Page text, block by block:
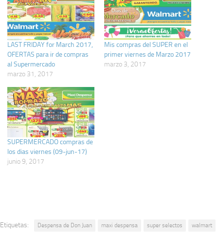
LAST FRIDAY for March 2017,
OFERTAS para ir de compras
al Supermercado
marzo 31, 2017
Mis compras del SUPER en el
primer viernes de Marzo 2017
marzo 3, 2017
SUPERMERCADO compras de
los dias viernes (09-jun-17)
junio 9, 2017
Etiquetas: Despensa de Don Juan maxi despensa super selectos walmart